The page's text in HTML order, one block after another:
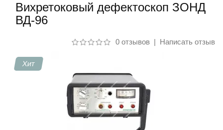
работы
Вихретоковый дефектоскоп ЗОНД
ВД-96
0 отзывов| Написать отзыв
Хит